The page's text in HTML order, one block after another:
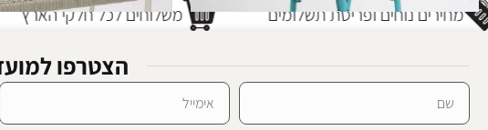
משלוחים לכל חלקי הארץ מחירים נוחים ופריסת תשלומים
הצטרפו